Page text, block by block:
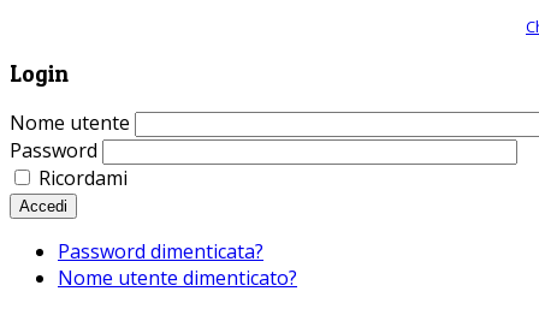
Login
Nome utente
Password
Ricordami
Accedi
Password dimenticata?
Nome utente dimenticato?